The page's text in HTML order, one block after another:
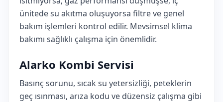
ünitede su akıtma oluşuyorsa filtre ve genel
bakım işlemleri kontrol edilir. Mevsimsel klima
bakımı sağlıklı çalışma için önemlidir.
Alarko Kombi Servisi
Basınç sorunu, sıcak su yetersizliği, peteklerin
geç ısınması, arıza kodu ve düzensiz çalışma gibi